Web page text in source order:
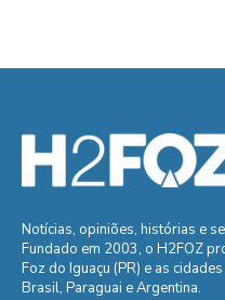
Notícias, opiniões, histórias e
Fundado em 2003, o H2FOZ
Foz do Iguaçu (PR) e as
Brasil, Paraguai e Argentina.